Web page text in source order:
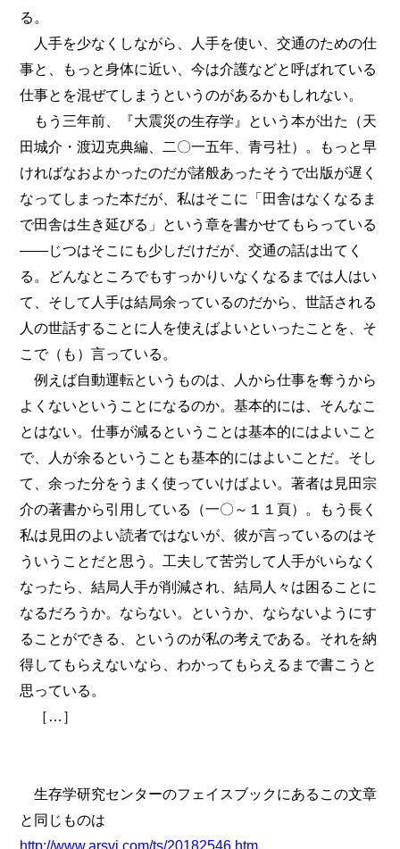
る。
人手を少なくしながら、人手を使い、交通のための仕
事と、もっと身体に近い、今は介護などと呼ばれている
仕事とを混ぜてしまうというのがあるかもしれない。
もう三年前、『大震災の生存学』という本が出た（天
田城介・渡辺克典編、二〇一五年、青弓社）。もっと早
ければなおよかったのだが諸般あったそうで出版が遅く
なってしまった本だが、私はそこに「田舎はなくなるま
で田舎は生き延びる」という章を書かせてもらっている
――じつはそこにも少しだけだが、交通の話は出てく
る。どんなところでもすっかりいなくなるまでは人はい
て、そして人手は結局余っているのだから、世話される
人の世話することに人を使えばよいといったことを、そ
こで（も）言っている。
例えば自動運転というものは、人から仕事を奪うから
よくないということになるのか。基本的には、そんなこ
とはない。仕事が減るということは基本的にはよいこと
で、人が余るということも基本的にはよいことだ。そし
て、余った分をうまく使っていけばよい。著者は見田宗
介の著書から引用している（一〇～１１頁）。もう長く
私は見田のよい読者ではないが、彼が言っているのはそ
ういうことだと思う。工夫して苦労して人手がいらなく
なったら、結局人手が削減され、結局人々は困ることに
なるだろうか。ならない。というか、ならないようにす
ることができる、というのが私の考えである。それを納
得してもらえないなら、わかってもらえるまで書こうと
思っている。
［…］
生存学研究センターのフェイスブックにあるこの文章
と同じものは
http://www.arsvi.com/ts/20182546.htm